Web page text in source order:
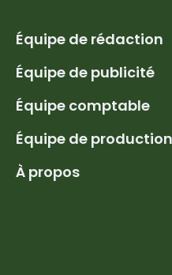
Équipe de rédaction
Équipe de publicité
Équipe comptable
Équipe de production
À propos